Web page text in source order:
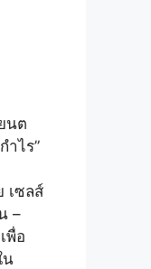
นต
ไร”
เซลส์
–
พื่อ
น